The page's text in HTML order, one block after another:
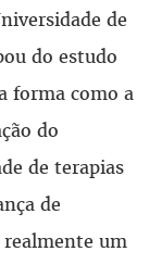
de
do estudo
forma como a
do
de terapias
de
um